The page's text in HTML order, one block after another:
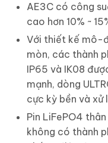
AE3C có công
cao hơn 10% ~
Với thiết kế mô-
mòn, các thành
IP65 và IK08
mạnh, dòng
cực kỳ bền và xử
Pin LiFePO4
không có thành